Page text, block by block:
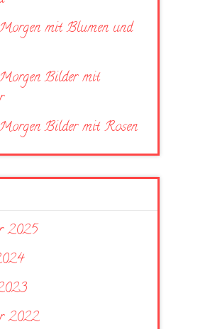
mit Blumen und
Bilder mit
Bilder mit Rosen
2025
2022